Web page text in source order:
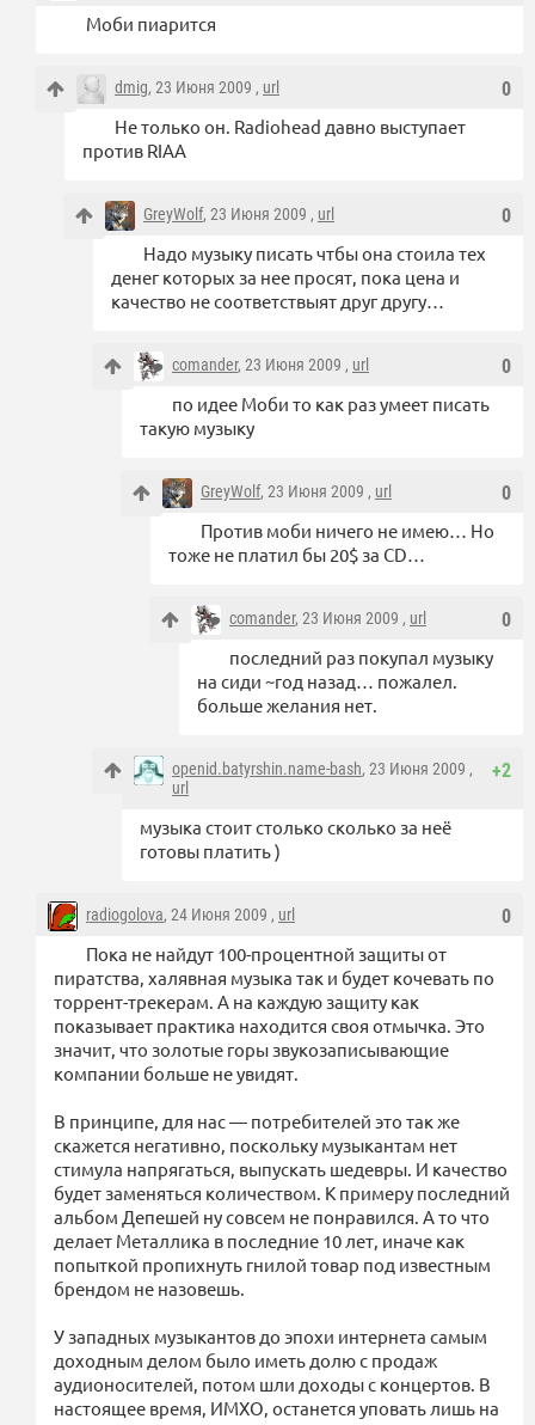
Моби пиарится
0
dmig, 23 Июня 2009 , url
Не только он. Radiohead давно выступает
против RIAA
0
GreyWolf, 23 Июня 2009 , url
Надо музыку писать чтбы она стоила тех
денег которых за нее просят, пока цена и
качество не соответствыят друг другу…
0
comander, 23 Июня 2009 , url
по идее Моби то как раз умеет писать
такую музыку
0
GreyWolf, 23 Июня 2009 , url
Против моби ничего не имею… Но
тоже не платил бы 20$ за CD…
0
comander, 23 Июня 2009 , url
последний раз покупал музыку
на сиди ~год назад… пожалел.
больше желания нет.
+2
openid.batyrshin.name-bash, 23 Июня 2009 ,
url
музыка стоит столько сколько за неё
готовы платить )
0
radiogolova, 24 Июня 2009 , url
Пока не найдут 100-процентной защиты от
пиратства, халявная музыка так и будет кочевать по
торрент-трекерам. А на каждую защиту как
показывает практика находится своя отмычка. Это
значит, что золотые горы звукозаписывающие
компании больше не увидят.
В принципе, для нас — потребителей это так же
скажется негативно, поскольку музыкантам нет
стимула напрягаться, выпускать шедевры. И качество
будет заменяться количеством. К примеру последний
альбом Депешей ну совсем не понравился. А то что
делает Металлика в последние 10 лет, иначе как
попыткой пропихнуть гнилой товар под известным
брендом не назовешь.
У западных музыкантов до эпохи интернета самым
доходным делом было иметь долю с продаж
аудионосителей, потом шли доходы с концертов. В
настоящее время, ИМХО, останется уповать лишь на